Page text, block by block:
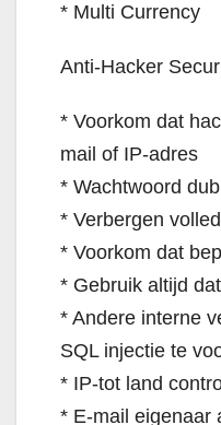
* Multi Currency
Anti-Hacker
* Voorkom dat
mail of IP-adres
* Wachtwoord
* Verbergen
* Voorkom dat
* Gebruik altijd
* Andere interne
SQL injectie te
* IP-tot land
* E-mail eigenaar